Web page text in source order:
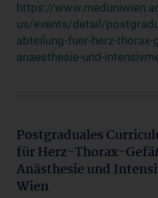
https://
us/events/detail/
abteilung-fuer-herz-
anaesthesie-und-
Postgraduales
für Herz-Thorax-
Anästhesie und
Wien